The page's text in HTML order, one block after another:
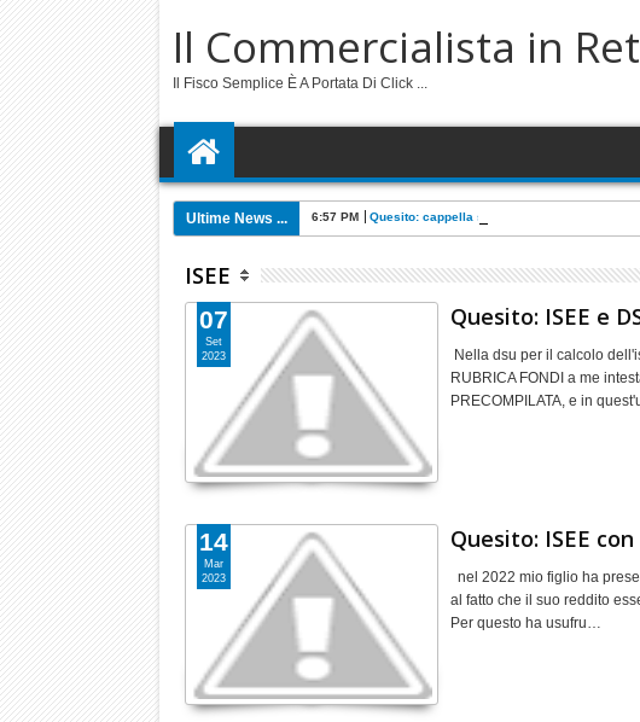
Il Commercialista in
Il Fisco Semplice È A Portata Di Click ...
Ultime News ... 6:57 PM Quesito: cappella societaria su terreno in
ISEE
Quesito: ISEE e
Nella dsu per il calcolo
RUBRICA FONDI a me
PRECOMPILATA, e in
07
Set
2023
Quesito: ISEE
nel 2022 mio figlio ha
al fatto che il suo reddito
Per questo ha usufru…
14
Mar
2023